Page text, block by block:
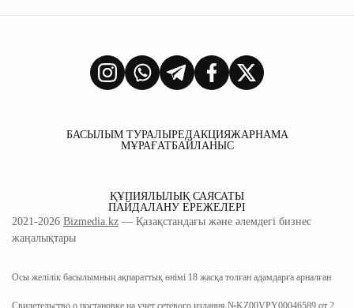
БАСЫЛЫМ ТУРАЛЫРЕДАКЦИЯЖАРНАМА
МҰРАҒАТБАЙЛАНЫС
ҚҰПИЯЛЫЛЫҚ САЯСАТЫ
ПАЙДАЛАНУ ЕРЕЖЕЛЕРІ
2021-2026 Bizmedia.kz — Қазақстандағы және әлемдегі бизнес
жаңалықтары
Осы желілік басылымның ақпараттық өнімі 18 жасқа толған адамдарға арналған
Свидетельство о постановке на учет сетевого издания №KZ00VPY00046589 от 2